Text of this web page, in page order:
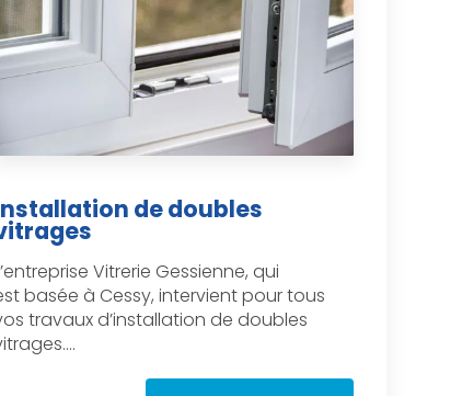
de doubles
Vitrerie Gessienne, qui
basée à Cessy, intervient pour tous
travaux d’installation de doubles